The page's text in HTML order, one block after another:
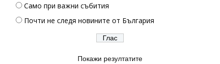
Само при важни събития
Почти не следя новините от България
Покажи резултатите